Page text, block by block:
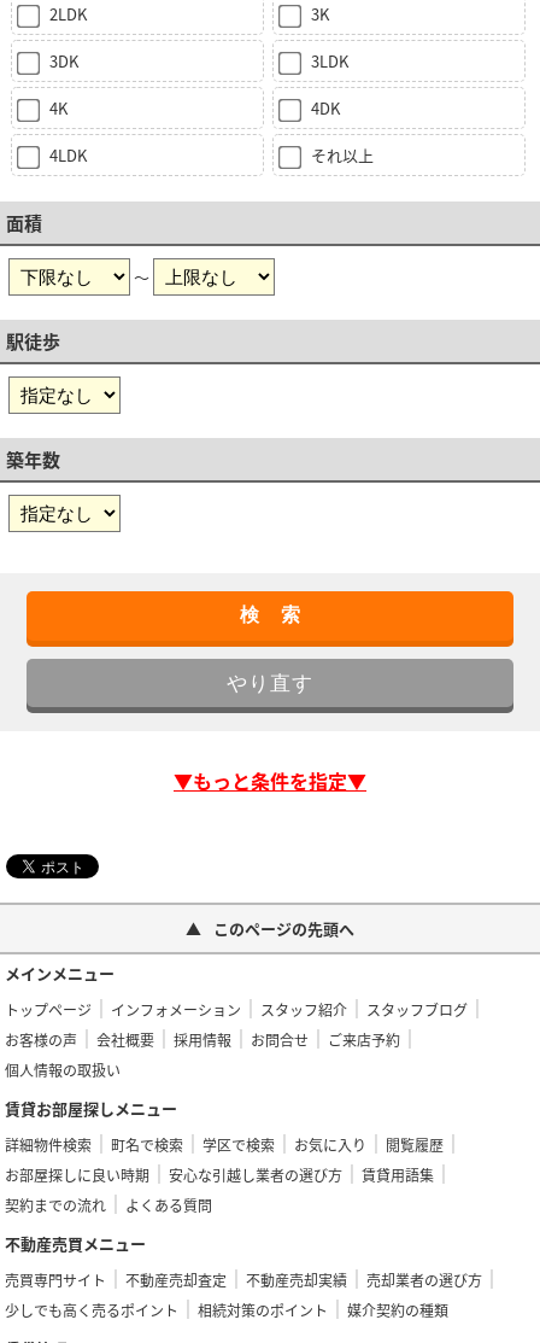
2LDK 3K
3DK 3LDK
4K 4DK
4LDK それ以上
面積
～
駅徒歩
築年数
▼もっと条件を指定▼
このページの先頭へ
メインメニュー
トップページ インフォメーション スタッフ紹介
スタッフブログ
お客様の声
会社概要 採用情報 お問合せ
ご来店予約
個人情報の取扱い
賃貸お部屋探しメニュー
詳細物件検索 町名で検索 学区で検索 お気に入り
閲覧履歴
お部屋探しに良い時期
安心な引越し業者の選び方
賃貸用語集
契約までの流れ
よくある質問
不動産売買メニュー
売買専門サイト 不動産売却査定 不動産売却実績
売却業者の選び方
少しでも高く売るポイント
相続対策のポイント 媒介契約の種類